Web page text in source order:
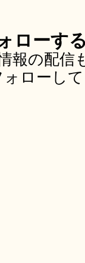
ローす
報の配
ォローし